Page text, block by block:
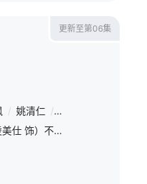
秀 / 褚翰 /
更新至第06集
/ 姚清仁 / 廖兆钧
龙城赤焰帮二当家傅云月（凌美仕 饰）不顾哥哥傅云峥（赵英博 饰）的阻拦，伪装身份接近沈家少爷沈西泽（李枫 饰），为母报仇刺杀沈家老爷沈文德（姚清仁 饰）时，竟发现其中隐藏着更深的秘密。